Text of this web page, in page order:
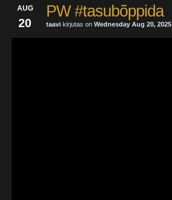
AUG
20
PW #tasubõppida
taavi kirjutas on Wednesday Aug 20, 2025